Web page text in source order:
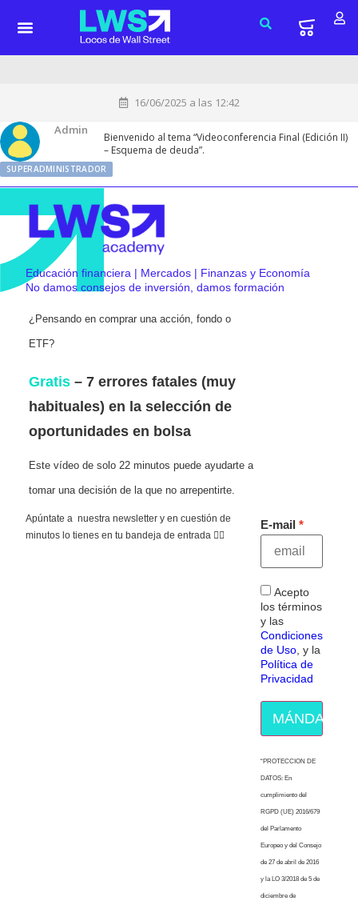
16/06/2025 a las 12:42
Admin
SUPERADMINISTRADOR
Bienvenido al tema “Videoconferencia Final (Edición II)
– Esquema de deuda”.
Educación financiera | Mercados | Finanzas y Economía
No damos consejos de inversión, damos formación
¿Pensando en comprar una acción, fondo o
ETF?
Gratis – 7 errores fatales (muy
habituales) en la selección de
oportunidades en bolsa
Este vídeo de solo 22 minutos puede ayudarte a
tomar una decisión de la que no arrepentirte.
Apúntate a nuestra newsletter y en cuestión de
minutos lo tienes en tu bandeja de entrada 👇🏻
E-mail
Acepto
los términos
y las
Condiciones
de Uso, y la
Política de
Privacidad
MÁNDAME
“PROTECCION DE
DATOS: En
cumplimiento del
RGPD (UE) 2016/679
del Parlamento
Europeo y del Consejo
de 27 de abril de 2016
y la LO 3/2018 de 5 de
diciembre de